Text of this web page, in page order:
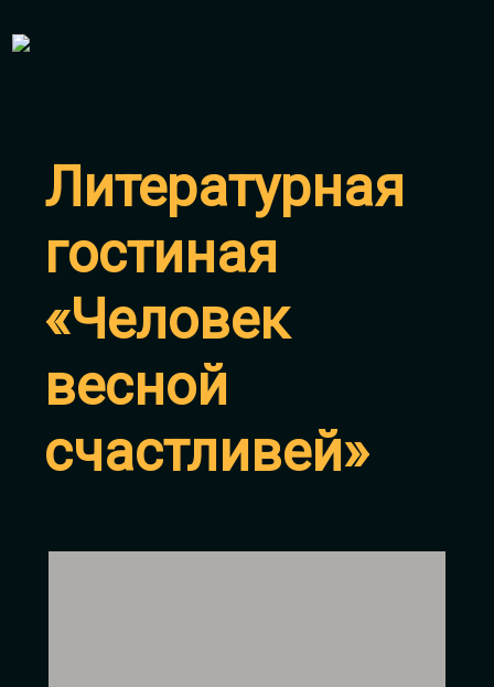
Литературная
гостиная
«Человек
весной
счастливей»